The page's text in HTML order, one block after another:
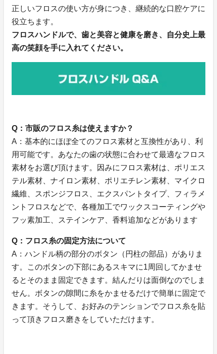
正しいフロスの使い方が身につき、継続的な口腔ケアに
役立ちます。
フロスハンドルで、歯と美容と健康を磨き、自分史上最
高の笑顔を手に入れてください。
Q：市販のフロス糸は使えますか？
A：基本的にほぼ全てのフロス素材と互換性があり、利
用可能です。あなたの歯の状態に合わせて最適なフロス
素材をお選び頂けます。因みにフロス素材は、ポリエス
テル素材、ナイロン素材、ポリエチレン素材、マイクロ
繊維、スポンジフロス、エクスパントタイプ、フィラメ
ントフロスなどで、各種加工でワックスコーティングや
フッ素加工、ステインケア、香料追加などがあります
Q：フロス糸の固定方法について
A：ハンドル柄の部分のボタン（円柱の部品）がありま
す。このボタンの下部にあるスキマに1周回してかませ
るとそのまま固定できます。結んだりは面倒なのでしま
せん。ボタンの隙間に糸をかませるだけで簡単に固定で
きます。そうして、お好みのテンションでフロス糸を貼
って頂きフロス磨きをしていただけます。